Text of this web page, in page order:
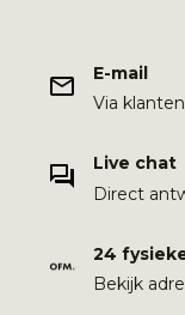
E-mail
Via
Live chat
Direct
24
Bekijk